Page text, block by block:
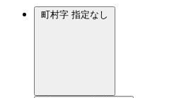
町村字 指定なし